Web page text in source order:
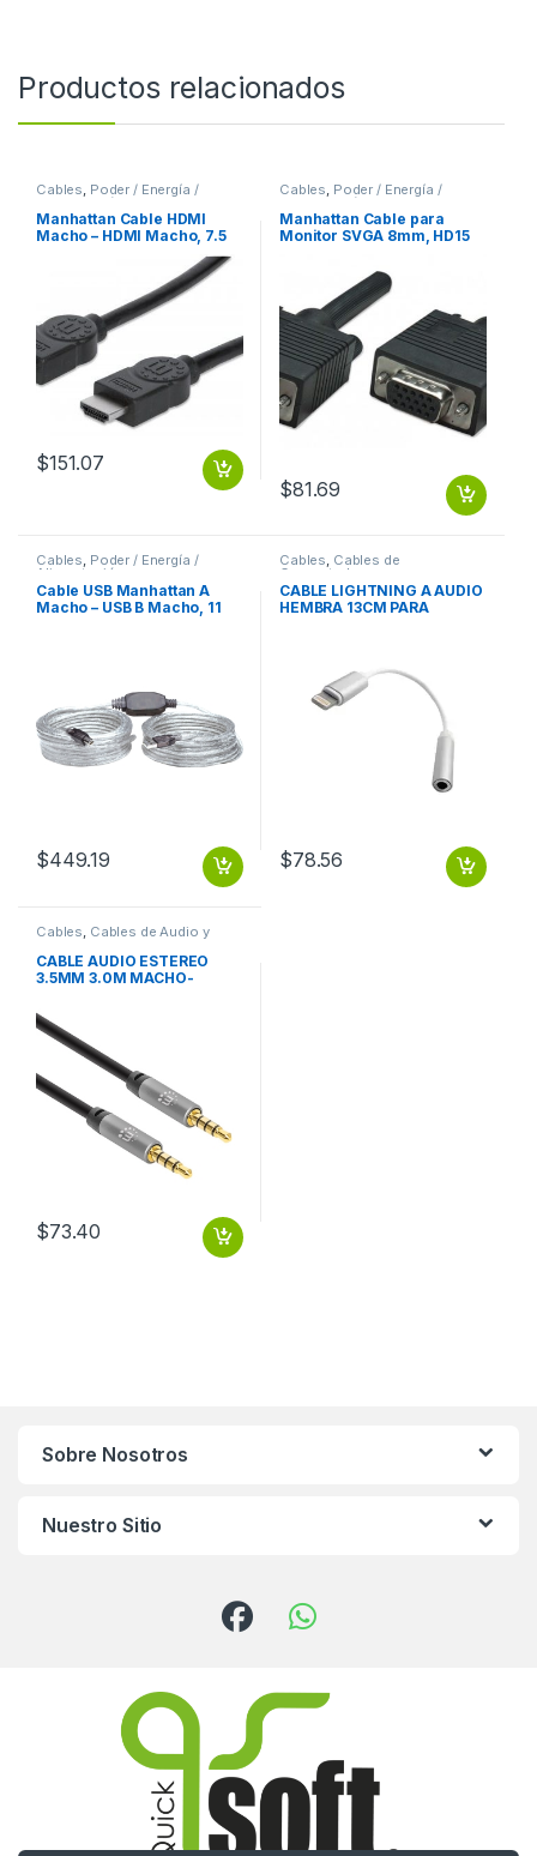
Productos relacionados
Cables Poder / Energía /
Alimentación
Manhattan Cable HDMI
Macho – HDMI Macho, 7.5
$151.07
Cables Poder / Energía /
Alimentación
Manhattan Cable para
Monitor SVGA 8mm, HD15
Metros, Negro 8MM
MACHO-HEMBRA MONITOR
PROYECTOR
$81.69
Cables, Poder / Energía /
Alimentación
Cable USB Manhattan A
Macho – USB B Macho, 11
$449.19
Cables, Cables de
Computadora
CABLE LIGHTNING A AUDIO
HEMBRA 13CM PARA
$78.56
Cables Cables de Audio y
CABLE AUDIO ESTEREO
3.5MM 3.0M MACHO-
$73.40
Sobre Nosotros
Nuestro Sitio